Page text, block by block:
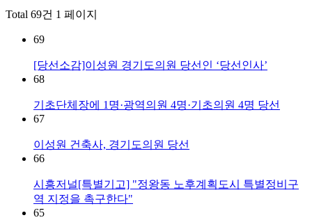
Total 69건 1 페이지
69
[당선소감]이성원 경기도의원 당선인 ‘당선인사’
68
기초단체장에 1명·광역의원 4명·기초의원 4명 당선
67
이성원 건축사, 경기도의원 당선
66
시흥저널[특별기고] "정왕동 노후계획도시 특별정비구
역 지정을 촉구한다"
65